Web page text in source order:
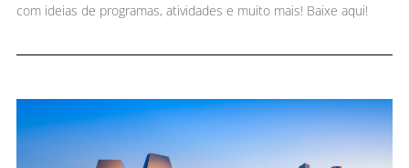
com ideias de programas, atividades e muito mais! Baixe aqui!